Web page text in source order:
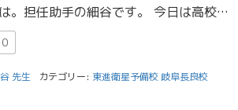
こんにちは。担任助手の細谷です。 今日は高校受験ですね！ あいにくの雨ですが、たくさんの受験生が真剣な顔で会場へ向かう姿を見かけ、なんだか懐かしい気持ちになりました。 初めての受験、とても緊張したのを今でも覚えています。 […]
0
先生 カテゴリー: 東進衛星予備校 岐阜長良校